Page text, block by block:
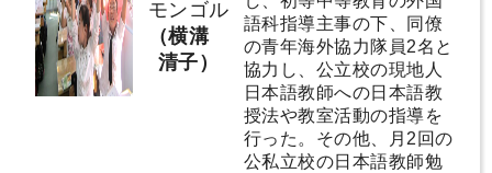
モンゴル
（横溝
清子）
語科指導主事の下、同僚
の青年海外協力隊員2名と
協力し、公立校の現地人
日本語教師への日本語教
授法や教室活動の指導を
行った。その他、月2回の
公私立校の日本語教師勉